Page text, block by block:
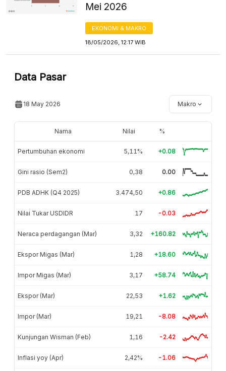
Mei 2026
EKONOMI & MAKRO
18/05/2026, 12:17 WIB
Data Pasar
18 May 2026 Makro
Nama Nilai %
Pertumbuhan ekonomi 5,11% +0.08
Gini rasio (Sem2) 0,38 0.00
PDB ADHK (Q4 2025) 3.474,50 +0.86
Nilai Tukar USDIDR 17 -0.03
Neraca perdagangan (Mar) 3,32 +160.82
Ekspor Migas (Mar) 1,28 +18.60
Impor Migas (Mar) 3,17 +58.74
Ekspor (Mar) 22,53 +1.62
Impor (Mar) 19,21 -8.08
Kunjungan Wisman (Feb) 1,16 -2.42
Inflasi yoy (Apr) 2,42% -1.06